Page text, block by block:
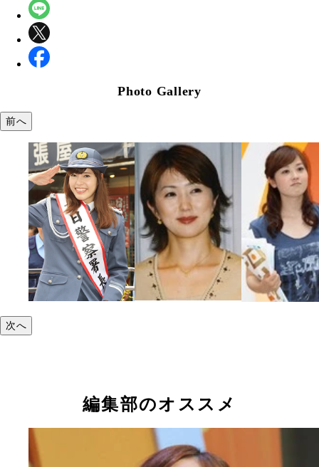
Photo Gallery
前へ
次へ
編集部のオススメ